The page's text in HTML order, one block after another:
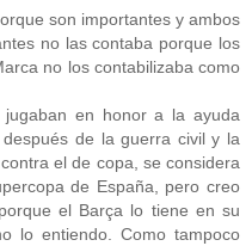
son importantes y ambos
no las contaba porque los
no los contabilizaba como
en honor a la ayuda
de la guerra civil y la
el de copa, se considera
de España, pero creo
el Barça lo tiene en su
lo entiendo. Como tampoco